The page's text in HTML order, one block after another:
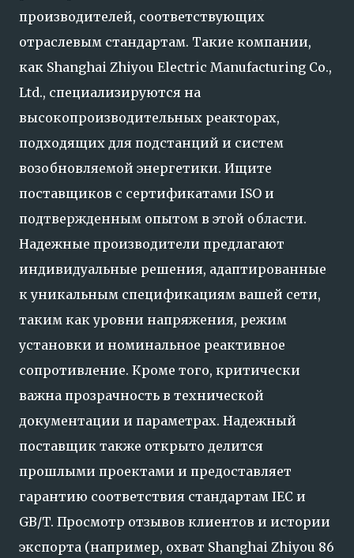
производителей, соответствующих
отраслевым стандартам. Такие компании,
как Shanghai Zhiyou Electric Manufacturing Co.,
Ltd., специализируются на
высокопроизводительных реакторах,
подходящих для подстанций и систем
возобновляемой энергетики. Ищите
поставщиков с сертификатами ISO и
подтвержденным опытом в этой области.
Надежные производители предлагают
индивидуальные решения, адаптированные
к уникальным спецификациям вашей сети,
таким как уровни напряжения, режим
установки и номинальное реактивное
сопротивление. Кроме того, критически
важна прозрачность в технической
документации и параметрах. Надежный
поставщик также открыто делится
прошлыми проектами и предоставляет
гарантию соответствия стандартам IEC и
GB/T. Просмотр отзывов клиентов и истории
экспорта (например, охват Shanghai Zhiyou 86